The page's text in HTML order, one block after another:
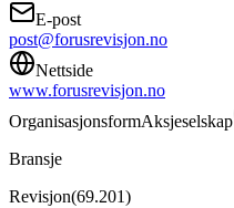
E-post
post@forusrevisjon.no
Nettside
www.forusrevisjon.no
OrganisasjonsformAksjeselskap
Bransje
Revisjon(69.201)